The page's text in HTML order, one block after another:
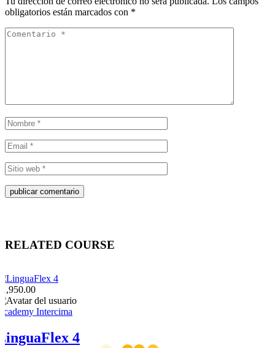
obligatorios están marcados con *
RELATED COURSE
Intercima
4